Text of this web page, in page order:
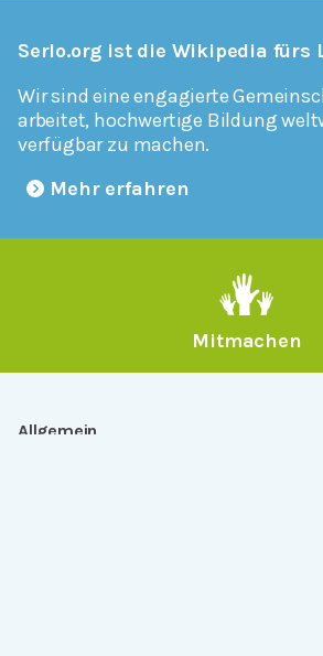
Serlo.org ist die Wikipedia fürs
Wir sind eine engagierte
arbeitet, hochwertige Bildung
verfügbar zu machen.
Mehr erfahren
Mitmachen
Allgemein